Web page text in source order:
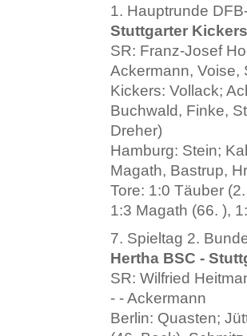
1. Hauptrunde
Stuttgarter
SR: Franz-Josef
Ackermann, Voise,
Kickers: Vollack;
Buchwald, Finke,
Dreher)
Hamburg: Stein;
Magath, Bastrup,
Tore: 1:0 Täuber
1:3 Magath (66. ),
7. Spieltag 2.
Hertha BSC -
SR: Wilfried
- - Ackermann
Berlin: Quasten;